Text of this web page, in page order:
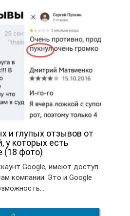
и глупых отзывов от
у которых есть
(18 фото)
Google, имеют доступ
компании. Это и Google